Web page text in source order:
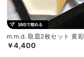
m.m.d. 取皿2枚セット 黄
￥4,400